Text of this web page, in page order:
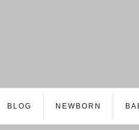
BLOG NEWBORN